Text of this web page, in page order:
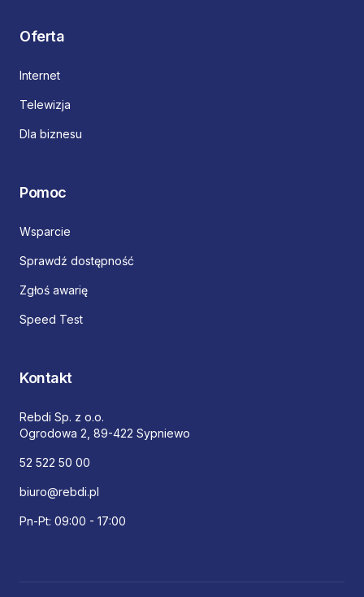
Oferta
Internet
Telewizja
Dla biznesu
Pomoc
Wsparcie
Sprawdź dostępność
Zgłoś awarię
Speed Test
Kontakt
Rebdi Sp. z o.o.
Ogrodowa 2, 89-422 Sypniewo
52 522 50 00
biuro@rebdi.pl
Pn-Pt: 09:00 - 17:00